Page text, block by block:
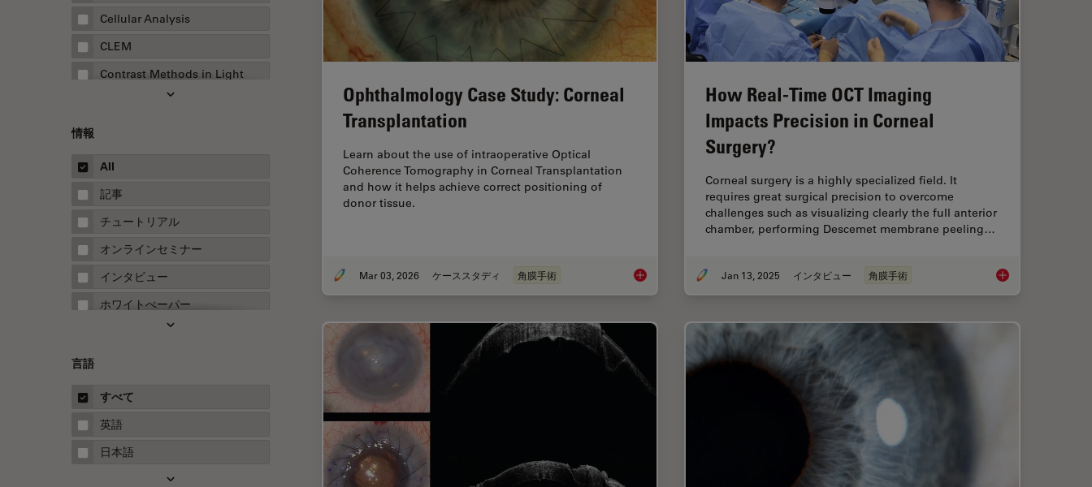
Cellular Analysis
CLEM
Contrast Methods in Light
FLIM（蛍光寿命イメージング顕
微鏡法）
FluoSync
FRAP
FRET
Fテクニック
情報
All
記事
チュートリアル
オンラインセミナー
インタビュー
ホワイトぺーパー
ケーススタディ
言語
すべて
英語
日本語
Ophthalmology Case Study: Corneal
Transplantation
Learn about the use of intraoperative Optical
Coherence Tomography in Corneal Transplantation
and how it helps achieve correct positioning of
donor tissue.
Mar 03, 2026 ケーススタディ 角膜手術 Ophthalmology Case Study: Corneal Transplantation
How Real-Time OCT Imaging
Impacts Precision in Corneal
Surgery?
Corneal surgery is a highly specialized field. It
requires great surgical precision to overcome
challenges such as visualizing clearly the full anterior
chamber, performing Descemet membrane peeling…
Jan 13, 2025 インタビュー 角膜手術 How Real-Time